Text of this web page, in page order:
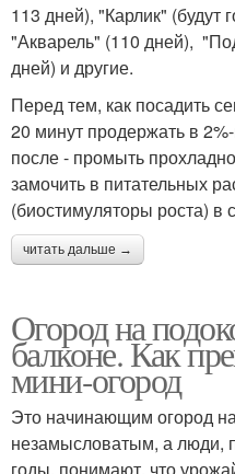
113 дней), "Карлик" (будут
"Акварель" (110 дней),
дней) и другие.
Перед тем, как посадить
20 минут продержать в
после - промыть
замочить в питательных
(биостимуляторы роста)
читать дальше →
Огород на
балконе. Как
мини-огород
Это начинающим огород
незамысловатым, а люди,
годы, понимают, что